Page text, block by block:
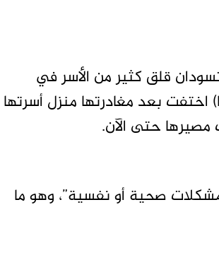
قلق كثير من الأسر في
الأخبار أن الطالبة هبة محمد موسى (16 عامًا) اختفت بعد مغادرتها منزل أسرتها
حتى الآن.
صحية أو نفسية”، وهو ما